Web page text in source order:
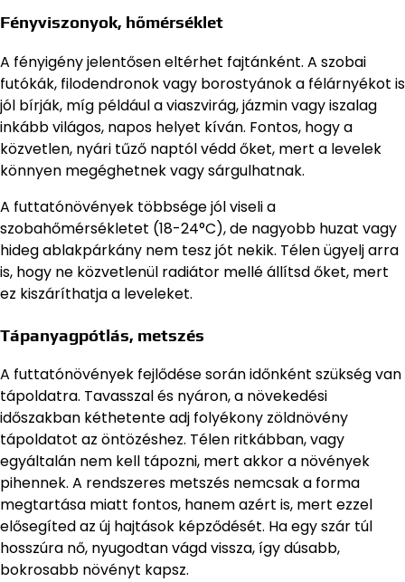
Fényviszonyok, hőmérséklet
A fényigény jelentősen eltérhet fajtánként. A szobai
futókák, filodendronok vagy borostyánok a félárnyékot is
jól bírják, míg például a viaszvirág, jázmin vagy iszalag
inkább világos, napos helyet kíván. Fontos, hogy a
közvetlen, nyári tűző naptól védd őket, mert a levelek
könnyen megéghetnek vagy sárgulhatnak.
A futtatónövények többsége jól viseli a
szobahőmérsékletet (18-24°C), de nagyobb huzat vagy
hideg ablakpárkány nem tesz jót nekik. Télen ügyelj arra
is, hogy ne közvetlenül radiátor mellé állítsd őket, mert
ez kiszáríthatja a leveleket.
Tápanyagpótlás, metszés
A futtatónövények fejlődése során időnként szükség van
tápoldatra. Tavasszal és nyáron, a növekedési
időszakban kéthetente adj folyékony zöldnövény
tápoldatot az öntözéshez. Télen ritkábban, vagy
egyáltalán nem kell tápozni, mert akkor a növények
pihennek. A rendszeres metszés nemcsak a forma
megtartása miatt fontos, hanem azért is, mert ezzel
elősegíted az új hajtások képződését. Ha egy szár túl
hosszúra nő, nyugodtan vágd vissza, így dúsabb,
bokrosabb növényt kapsz.